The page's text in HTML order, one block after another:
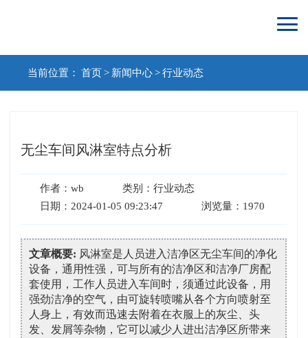
当前位置： 首页> 新闻中心>行业动态
无尘车间风淋室特点分析
作者：wb
类别：行业动态
日期：2024-01-05 09:23:47
浏览量：1970
文章概要: 风淋室是人员进入洁净区无尘车间的净化
设备，通用性强，可与所有的洁净区和洁净厂房配
套使用，工作人员进入车间时，须通过此设备，用
强劲洁净的空气，由可旋转喷嘴从各个方向喷射至
人身上，有效而迅速去附着在衣服上的灰尘、头
发、发屑等杂物，它可以减少人进出洁净区所带来